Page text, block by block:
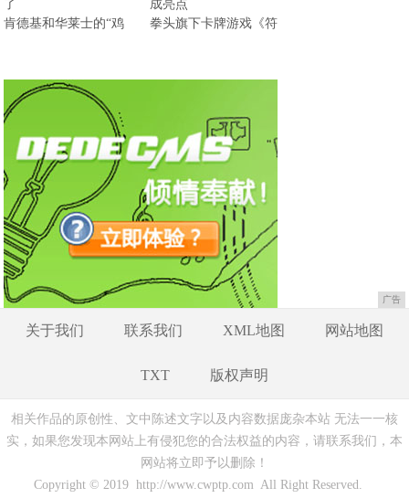
肯德基和华莱士的“鸡 拳头旗下卡牌游戏《符
广告
关于我们 联系我们 XML地图 网站地图
TXT 版权声明
相关作品的原创性、文中陈述文字以及内容数据庞杂本站 无法一一核
实，如果您发现本网站上有侵犯您的合法权益的内容，请联系我们，本
网站将立即予以删除！
Copyright © 2019 http://www.cwptp.com All Right Reserved.